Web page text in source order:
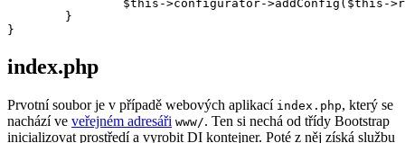
index.php
Prvotní soubor je v případě webových aplikací index.php, který se
nachází ve veřejném adresáři www/. Ten si nechá od třídy Bootstrap
inicializovat prostředí a vyrobit DI kontejner. Poté z něj získá službu